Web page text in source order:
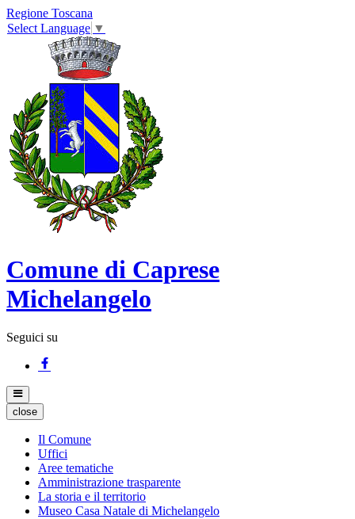
Regione Toscana
Select Language ▼
Comune di Caprese
Michelangelo
Seguici su
close
Il Comune
Uffici
Aree tematiche
Amministrazione trasparente
La storia e il territorio
Museo Casa Natale di Michelangelo